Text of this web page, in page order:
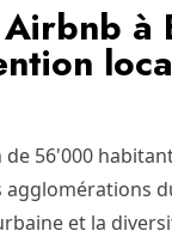
à
56'000
et la